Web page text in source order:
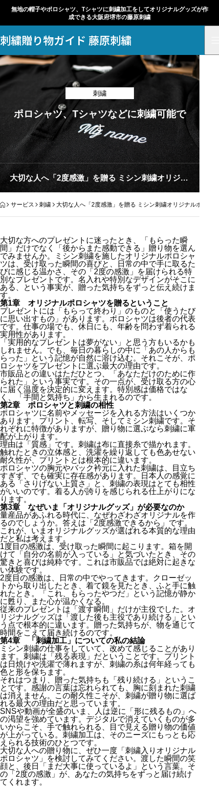
無地の帽子やポロシャツ、Tシャツに刺繍加工をしてオリジナルグッズが作
成できる大阪府堺市の藤原刺繍
刺繍贈り物ガイド 藤原刺繍
刺繍
ポロシャツ、Tシャツなどに刺繍可能で
す
大切な人へ「2度感激」を贈る ミシン刺繍オリジナルポロシャツという選択
HOME
サービス 刺繍 大切な人へ「2度感激」を贈る ミシン刺繍オリジナルポロシ
大切な方へのプレゼントに迷ったとき、「もらった瞬
間」だけでなく「後からまた感動できる」贈り物を選ん
でみませんか。ミシン刺繍を施したオリジナルポロシャ
ツは、受け取った瞬間の喜びと、日常の中で手に取るた
びに感じる温かさ、その「2度の感激」を届けられる特
別なプレゼントです。名入れや特別なデザインがそこに
ある、という事実が、贈った気持ちをずっと伝え続けま
す。
第1章 オリジナルポロシャツを贈るということ
プレゼントには「もらって終わり」のものと「使うたび
に思い出すもの」があります。ポロシャツは後者の代表
です。仕事の場でも、休日にも、年齢を問わず着られる
実用性があります。
「実用的なプレゼントは夢がない」と思う方もいるかも
しれません。でも、毎日の暮らしの中に「あの人からも
らった」という記憶が自然に溶け込む。それこそが、ポ
ロシャツをプレゼントに選ぶ最大の理由です。
市販品との違いはただひとつ、「あなただけのために作
られた」という事実です。その一点が、受け取る方の心
に届く温度を決定的に変えます。特別感は価格ではな
く、「手間と気持ち」から生まれるのです。
第2章 ポロシャツと刺繍の相性
ポロシャツに名前やメッセージを入れる方法はいくつか
あります。プリント、転写、そしてミシン刺繍です。そ
れぞれに特徴がありますが、贈り物に選ぶなら刺繍に軍
配が上がります。
理由は「質感」です。刺繍は布に直接糸で描かれます。
触れたときの立体感と、洗濯を繰り返しても色あせない
耐久性が、プリントとは根本的に違います。
ポロシャツの胸元やバック衿元に入れた刺繍は、目立ち
すぎず、でも確実に存在感があります。日本人の感覚に
ある「さりげない上質さ」と、刺繍の表現はとても相性
がいいのです。着る人が誇りを感じられる仕上がりにな
ります。
第3章 なぜいま「オリジナルグッズ」が必要なのか
量産品があふれる時代に、なぜわざわざオリジナルを作
るのでしょうか。答えは「2度感激できるから」です。
これが、いまオリジナルグッズが選ばれる本質的な理由
だと私は考えます。
1度目の感激は、受け取った瞬間に起こります。箱を開
けて「自分の名前が入っている」と気づいたとき、その
驚きと喜びは純粋です。これは市販品では絶対に起きな
い体験です。
2度目の感激は、日常の中でやってきます。クローゼッ
トから取り出したとき、着て鏡を見たとき、ふと手に触
れたとき。「これ、もらったやつだ」という記憶が静か
に甦り、また心が温かくなる。
従来のプレゼントは「渡す瞬間」だけが主役でした。オ
リジナルグッズは「渡した後も主役であり続ける」とい
う点で根本的に違います。贈った気持ちが、物を通じて
時間をこえて届き続けるのです。
第4章 「刺繍加工」についての私の結論
ミシン刺繍の仕事をしていて、改めて感じることがあり
ます。刺繍は「残る表現」だということです。プリント
は日焼けや洗濯で薄れますが、刺繍の糸は何年経っても
色と形を保ちます。
それはつまり、贈った気持ちも「残り続ける」というこ
とです。感謝の言葉は忘れられても、胸に刻まれた刺繍
は消えません。この耐久性こそが、刺繍が贈り物に選ば
れる最大の理由だと思っています。
SNSや動画が全盛のいま、人は逆に「形に残るもの」へ
の渇望を強めています。デジタルで消えていくものが多
いからこそ、手で触れられる、目で見える贈り物の価値
が上がっている。刺繍加工は、そのニーズにもっとも応
えられる技術のひとつです。
大切な人への贈り物に、ぜひ一度「刺繍入りオリジナル
ポロシャツ」を検討してみてください。渡した瞬間の笑
顔と、後日「まだ大事に使っているよ」という言葉。そ
の「2度の感激」が、あなたの気持ちをずっと届け続け
てくれます。